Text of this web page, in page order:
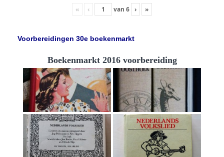
« ‹ van 6 › »
Voorbereidingen 30e boekenmarkt
Boekenmarkt 2016 voorbereiding